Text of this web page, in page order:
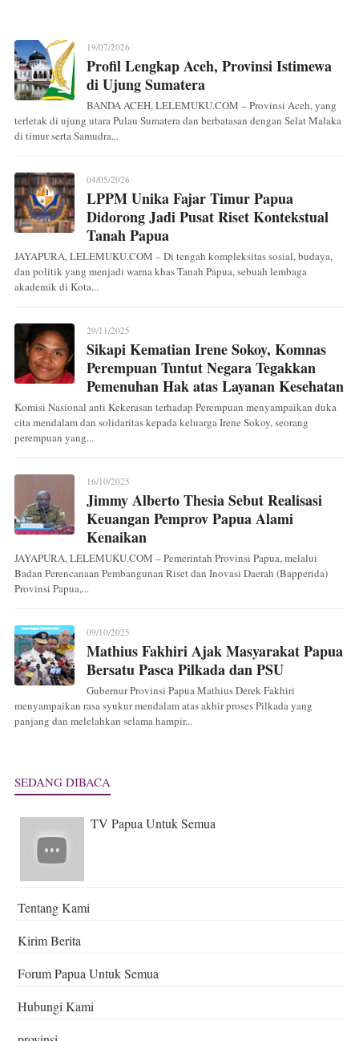
19/07/2026
Profil Lengkap Aceh, Provinsi Istimewa
di Ujung Sumatera
BANDA ACEH, LELEMUKU.COM – Provinsi Aceh, yang
terletak di ujung utara Pulau Sumatera dan berbatasan dengan Selat Malaka
di timur serta Samudra...
04/05/2026
LPPM Unika Fajar Timur Papua
Didorong Jadi Pusat Riset Kontekstual
Tanah Papua
JAYAPURA, LELEMUKU.COM – Di tengah kompleksitas sosial, budaya,
dan politik yang menjadi warna khas Tanah Papua, sebuah lembaga
akademik di Kota...
29/11/2025
Sikapi Kematian Irene Sokoy, Komnas
Perempuan Tuntut Negara Tegakkan
Pemenuhan Hak atas Layanan Kesehatan
Komisi Nasional anti Kekerasan terhadap Perempuan menyampaikan duka
cita mendalam dan solidaritas kepada keluarga Irene Sokoy, seorang
perempuan yang...
16/10/2025
Jimmy Alberto Thesia Sebut Realisasi
Keuangan Pemprov Papua Alami
Kenaikan
JAYAPURA, LELEMUKU.COM – Pemerintah Provinsi Papua, melalui
Badan Perencanaan Pembangunan Riset dan Inovasi Daerah (Bapperida)
Provinsi Papua,...
09/10/2025
Mathius Fakhiri Ajak Masyarakat Papua
Bersatu Pasca Pilkada dan PSU
Gubernur Provinsi Papua Mathius Derek Fakhiri
menyampaikan rasa syukur mendalam atas akhir proses Pilkada yang
panjang dan melelahkan selama hampir...
SEDANG DIBACA
TV Papua Untuk Semua
Tentang Kami
Kirim Berita
Forum Papua Untuk Semua
Hubungi Kami